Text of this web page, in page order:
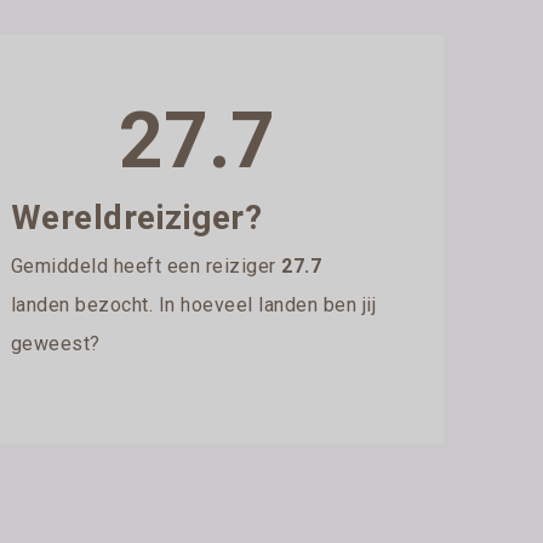
27.7
Wereldreiziger?
Gemiddeld heeft een reiziger 27.7
landen bezocht. In hoeveel landen ben jij
geweest?